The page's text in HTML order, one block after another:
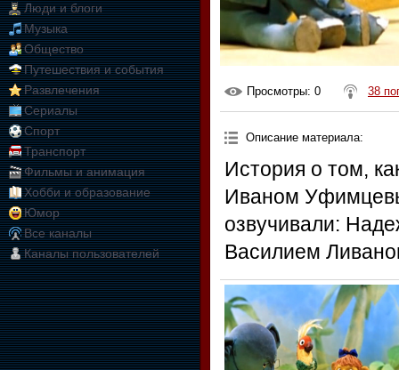
Люди и блоги
Музыка
Общество
Путешествия и события
Развлечения
Сериалы
Спорт
Транспорт
Фильмы и анимация
Хобби и образование
Юмор
Все каналы
Каналы пользователей
Просмотры: 0 38
Описание материала:
История о том,
Иваном
озвучивали:
Василием